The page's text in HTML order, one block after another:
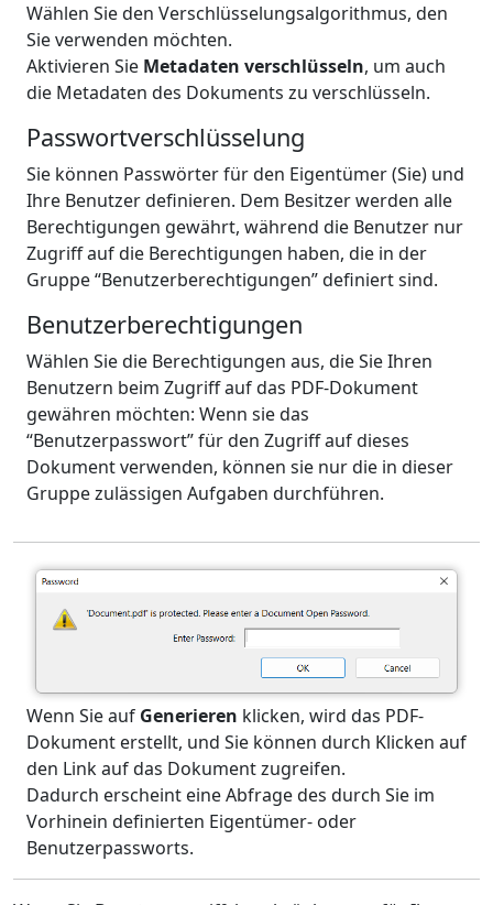
Wählen Sie den Verschlüsselungsalgorithmus, den
Sie verwenden möchten.
Aktivieren Sie Metadaten verschlüsseln, um auch
die Metadaten des Dokuments zu verschlüsseln.
Passwortverschlüsselung
Sie können Passwörter für den Eigentümer (Sie) und
Ihre Benutzer definieren. Dem Besitzer werden alle
Berechtigungen gewährt, während die Benutzer nur
Zugriff auf die Berechtigungen haben, die in der
Gruppe “Benutzerberechtigungen” definiert sind.
Benutzerberechtigungen
Wählen Sie die Berechtigungen aus, die Sie Ihren
Benutzern beim Zugriff auf das PDF-Dokument
gewähren möchten: Wenn sie das
“Benutzerpasswort” für den Zugriff auf dieses
Dokument verwenden, können sie nur die in dieser
Gruppe zulässigen Aufgaben durchführen.
Wenn Sie auf Generieren klicken, wird das PDF-
Dokument erstellt, und Sie können durch Klicken auf
den Link auf das Dokument zugreifen.
Dadurch erscheint eine Abfrage des durch Sie im
Vorhinein definierten Eigentümer- oder
Benutzerpassworts.